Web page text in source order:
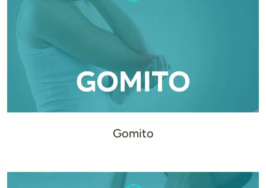
Gomito